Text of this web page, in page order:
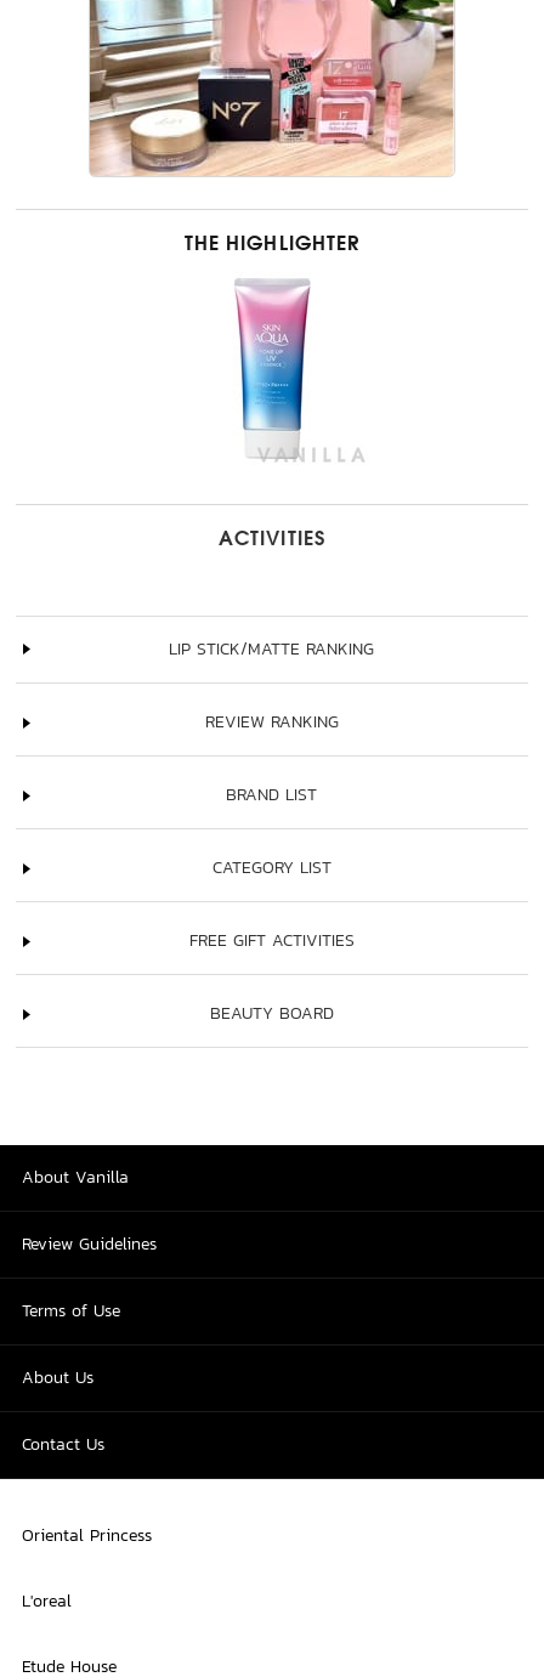
THE HIGHLIGHTER
ACTIVITIES
LIP STICK/MATTE RANKING
REVIEW RANKING
BRAND LIST
CATEGORY LIST
FREE GIFT ACTIVITIES
BEAUTY BOARD
About Vanilla
Review Guidelines
Terms of Use
About Us
Contact Us
Oriental Princess
L'oreal
Etude House